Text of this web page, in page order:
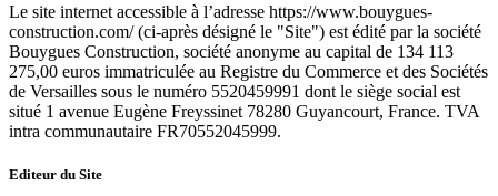
Le site internet accessible à l’adresse https://www.bouygues-
construction.com/ (ci-après désigné le "Site") est édité par la société
Bouygues Construction, société anonyme au capital de 134 113
275,00 euros immatriculée au Registre du Commerce et des Sociétés
de Versailles sous le numéro 5520459991 dont le siège social est
situé 1 avenue Eugène Freyssinet 78280 Guyancourt, France. TVA
intra communautaire FR70552045999.
Editeur du Site